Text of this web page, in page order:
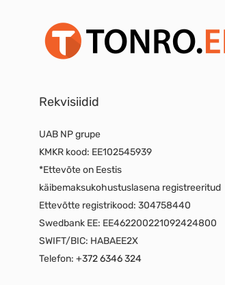
Rekvisiidid
UAB NP grupe
KMKR kood: EE102545939
*Ettevõte on Eestis
käibemaksukohustuslasena registreeritud
Ettevõtte registrikood: 304758440
Swedbank EE: EE462200221092424800
SWIFT/BIC: HABAEE2X
Telefon: +372 6346 324